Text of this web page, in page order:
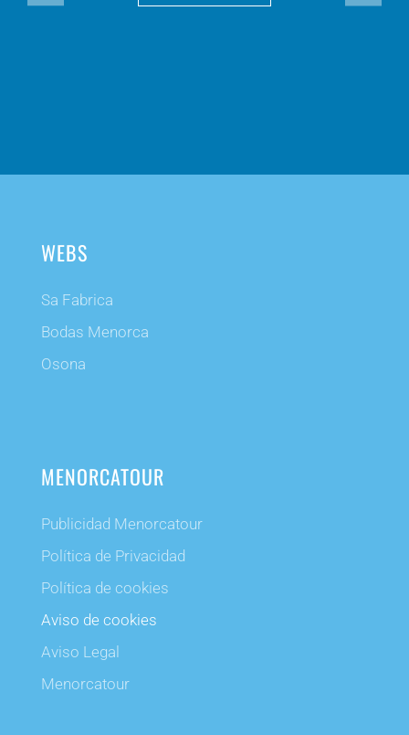
WEBS
Sa Fabrica
Bodas Menorca
Osona
MENORCATOUR
Publicidad Menorcatour
Política de Privacidad
Política de cookies
Aviso de cookies
Aviso Legal
Menorcatour